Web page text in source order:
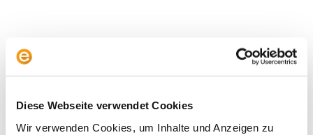
Diese Webseite verwendet Cookies
Wir verwenden Cookies, um Inhalte und Anzeigen zu
Neueste Beiträge
KI-Aktien: Wie umgehen mit der Herausforderung aus
Wer gewinnt? Vier Anlegertypen und das